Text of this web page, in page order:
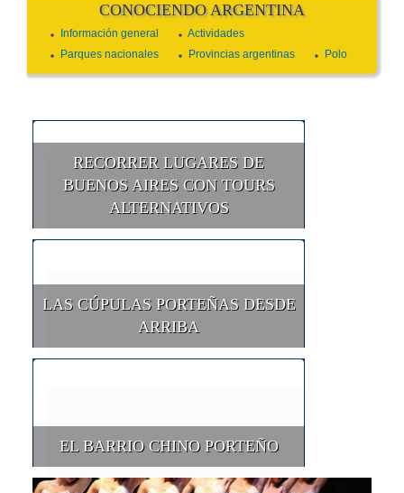
CONOCIENDO ARGENTINA
Información general
Actividades
Parques nacionales
Provincias argentinas Polo
RECORRER LUGARES DE
BUENOS AIRES CON TOURS
ALTERNATIVOS
LAS CÚPULAS PORTEÑAS DESDE
ARRIBA
EL BARRIO CHINO PORTEÑO